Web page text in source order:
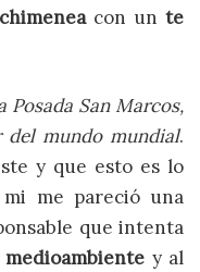
chimeneacon un te
Posada San Marcos,
del mundo mundial.
y que esto es lo
me pareció una
que intenta
y al